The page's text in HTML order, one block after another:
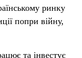
ринку
попри війну,
та інвестує